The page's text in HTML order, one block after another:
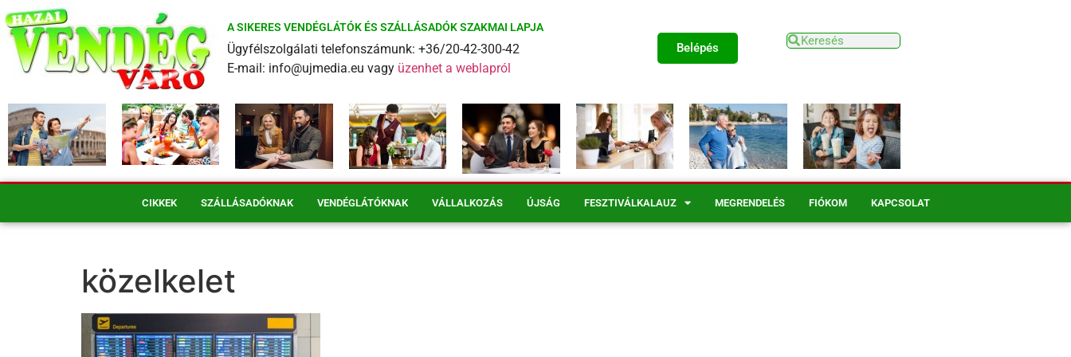
A SIKERES VENDÉGLÁTÓK ÉS SZÁLLÁSADÓK SZAKMAI LAPJA
Ügyfélszolgálati telefonszámunk: +36/20-42-300-42
E-mail: info@ujmedia.eu vagy üzenhet a weblapról
Belépés
CIKKEK SZÁLLÁSADÓKNAK VENDÉGLÁTÓKNAK VÁLLALKOZÁS ÚJSÁG FESZTIVÁLKALAUZ MEGRENDELÉS FIÓKOM KAPCSOLAT
közelkelet